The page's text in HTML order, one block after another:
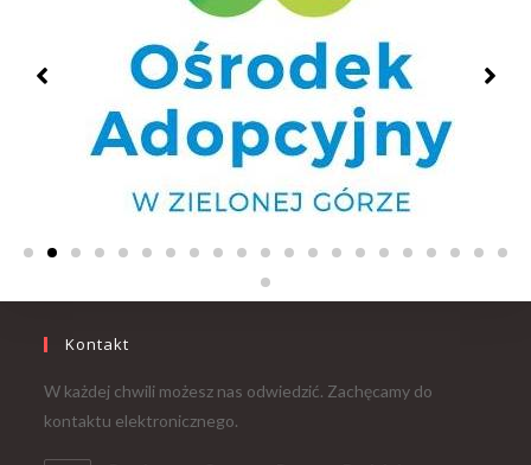
Kontakt
W każdej chwili możesz nas odwiedzić. Zachęcamy do
kontaktu elektronicznego.